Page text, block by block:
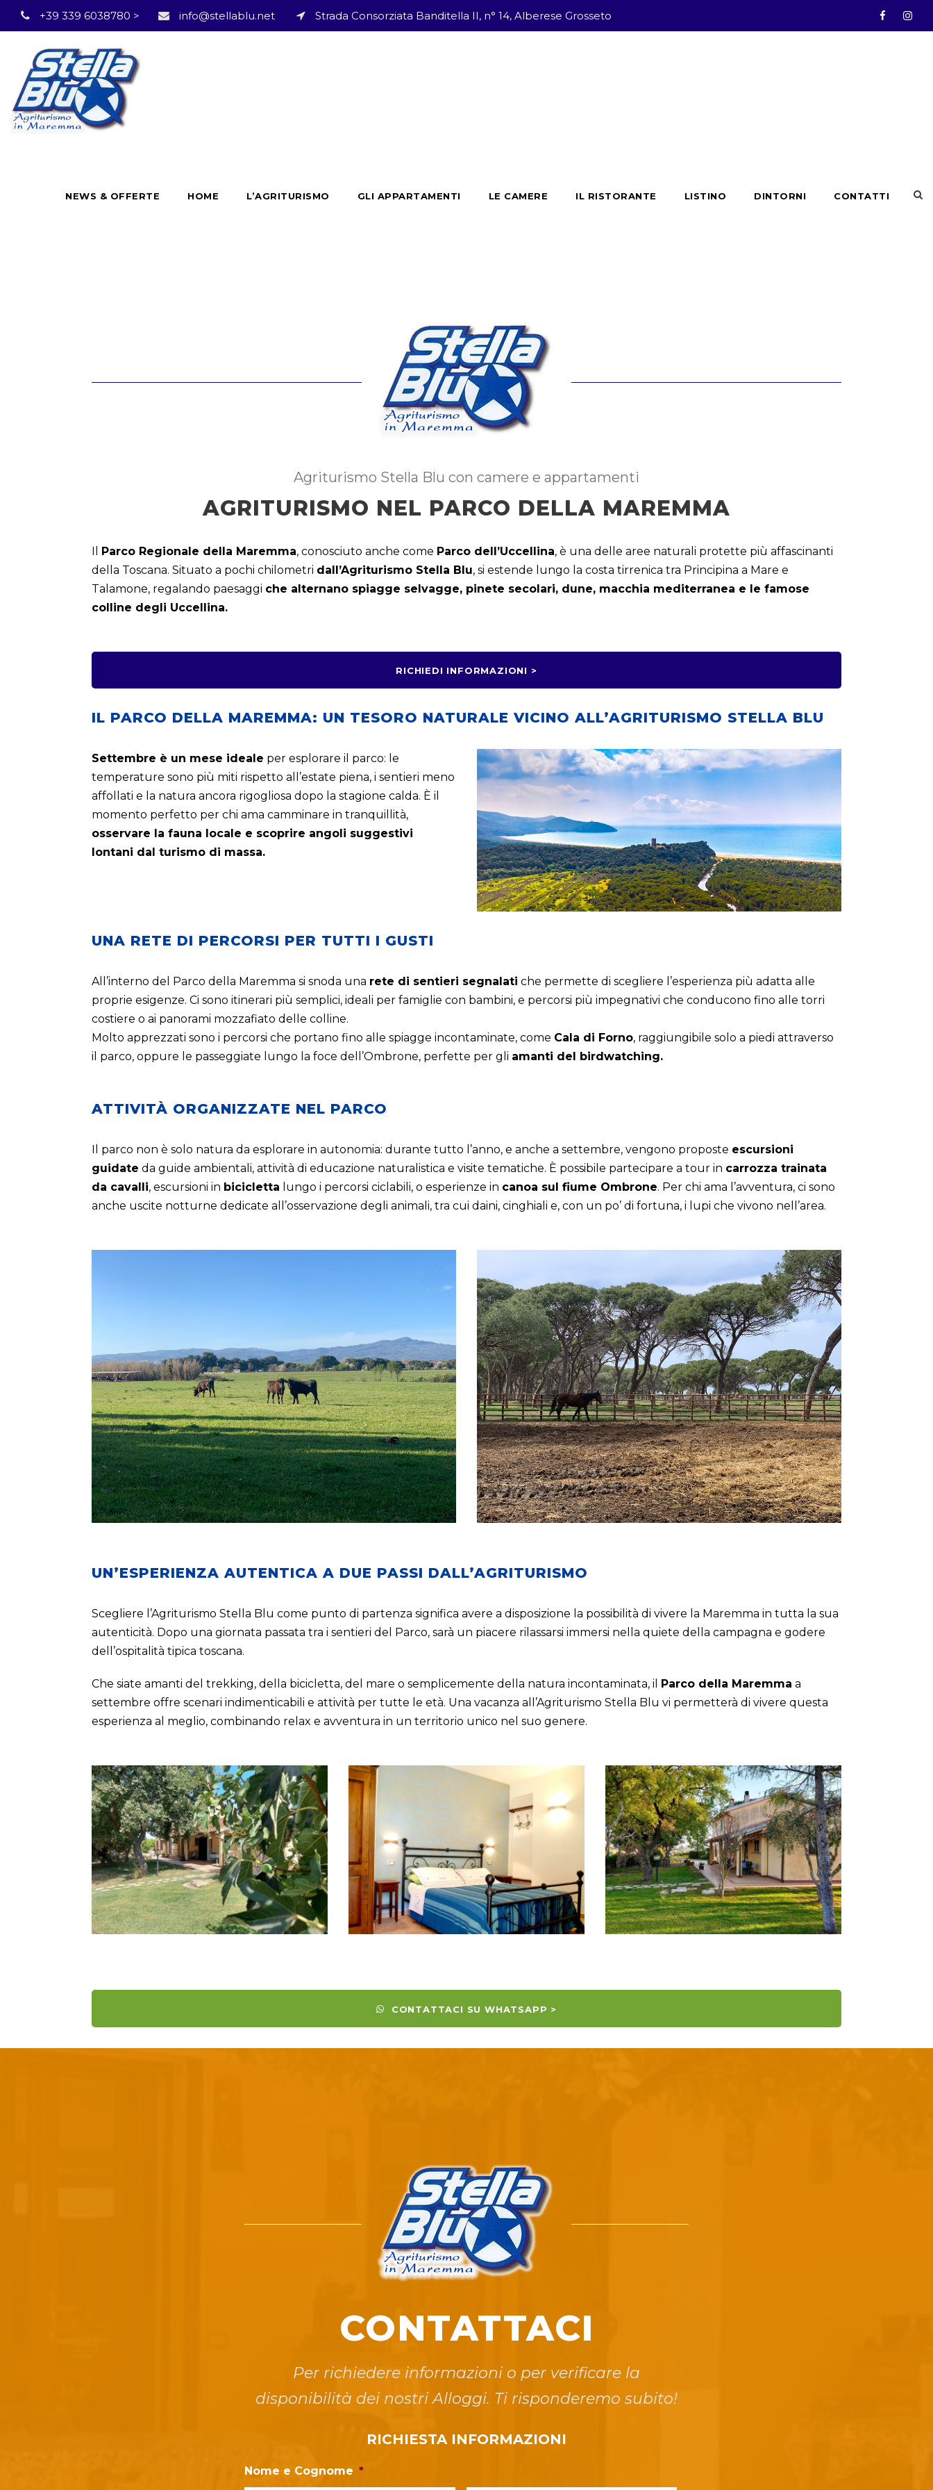
+39 339 6038780 > info@stellablu.net Strada Consorziata Banditella II, n° 14, Alberese Grosseto
NEWS & OFFERTE HOME L’AGRITURISMO GLI APPARTAMENTI LE CAMERE IL RISTORANTE LISTINO DINTORNI CONTATTI
Agriturismo Stella Blu con camere e appartamenti
AGRITURISMO NEL PARCO DELLA MAREMMA
Il Parco Regionale della Maremma, conosciuto anche come Parco dell’Uccellina, è una delle aree naturali protette più affascinanti
della Toscana. Situato a pochi chilometri dall’Agriturismo Stella Blu, si estende lungo la costa tirrenica tra Principina a Mare e
Talamone, regalando paesaggi che alternano spiagge selvagge, pinete secolari, dune, macchia mediterranea e le famose
colline degli Uccellina.
RICHIEDI INFORMAZIONI >
IL PARCO DELLA MAREMMA: UN TESORO NATURALE VICINO ALL’AGRITURISMO STELLA BLU
Settembre è un mese ideale per esplorare il parco: le
temperature sono più miti rispetto all’estate piena, i sentieri meno
affollati e la natura ancora rigogliosa dopo la stagione calda. È il
momento perfetto per chi ama camminare in tranquillità,
osservare la fauna locale e scoprire angoli suggestivi
lontani dal turismo di massa.
UNA RETE DI PERCORSI PER TUTTI I GUSTI
All’interno del Parco della Maremma si snoda una rete di sentieri segnalati che permette di scegliere l’esperienza più adatta alle
proprie esigenze. Ci sono itinerari più semplici, ideali per famiglie con bambini, e percorsi più impegnativi che conducono fino alle torri
costiere o ai panorami mozzafiato delle colline.
Molto apprezzati sono i percorsi che portano fino alle spiagge incontaminate, come Cala di Forno, raggiungibile solo a piedi attraverso
il parco, oppure le passeggiate lungo la foce dell’Ombrone, perfette per gli amanti del birdwatching.
ATTIVITÀ ORGANIZZATE NEL PARCO
Il parco non è solo natura da esplorare in autonomia: durante tutto l’anno, e anche a settembre, vengono proposte escursioni
guidate da guide ambientali, attività di educazione naturalistica e visite tematiche. È possibile partecipare a tour in carrozza trainata
da cavalli, escursioni in bicicletta lungo i percorsi ciclabili, o esperienze in canoa sul fiume Ombrone. Per chi ama l’avventura, ci sono
anche uscite notturne dedicate all’osservazione degli animali, tra cui daini, cinghiali e, con un po’ di fortuna, i lupi che vivono nell’area.
UN’ESPERIENZA AUTENTICA A DUE PASSI DALL’AGRITURISMO
Scegliere l’Agriturismo Stella Blu come punto di partenza significa avere a disposizione la possibilità di vivere la Maremma in tutta la sua
autenticità. Dopo una giornata passata tra i sentieri del Parco, sarà un piacere rilassarsi immersi nella quiete della campagna e godere
dell’ospitalità tipica toscana.
Che siate amanti del trekking, della bicicletta, del mare o semplicemente della natura incontaminata, il Parco della Maremma a
settembre offre scenari indimenticabili e attività per tutte le età. Una vacanza all’Agriturismo Stella Blu vi permetterà di vivere questa
esperienza al meglio, combinando relax e avventura in un territorio unico nel suo genere.
CONTATTACI SU WHATSAPP >
CONTATTACI
Per richiedere informazioni o per verificare la
disponibilità dei nostri Alloggi. Ti risponderemo subito!
RICHIESTA INFORMAZIONI
Nome e Cognome *